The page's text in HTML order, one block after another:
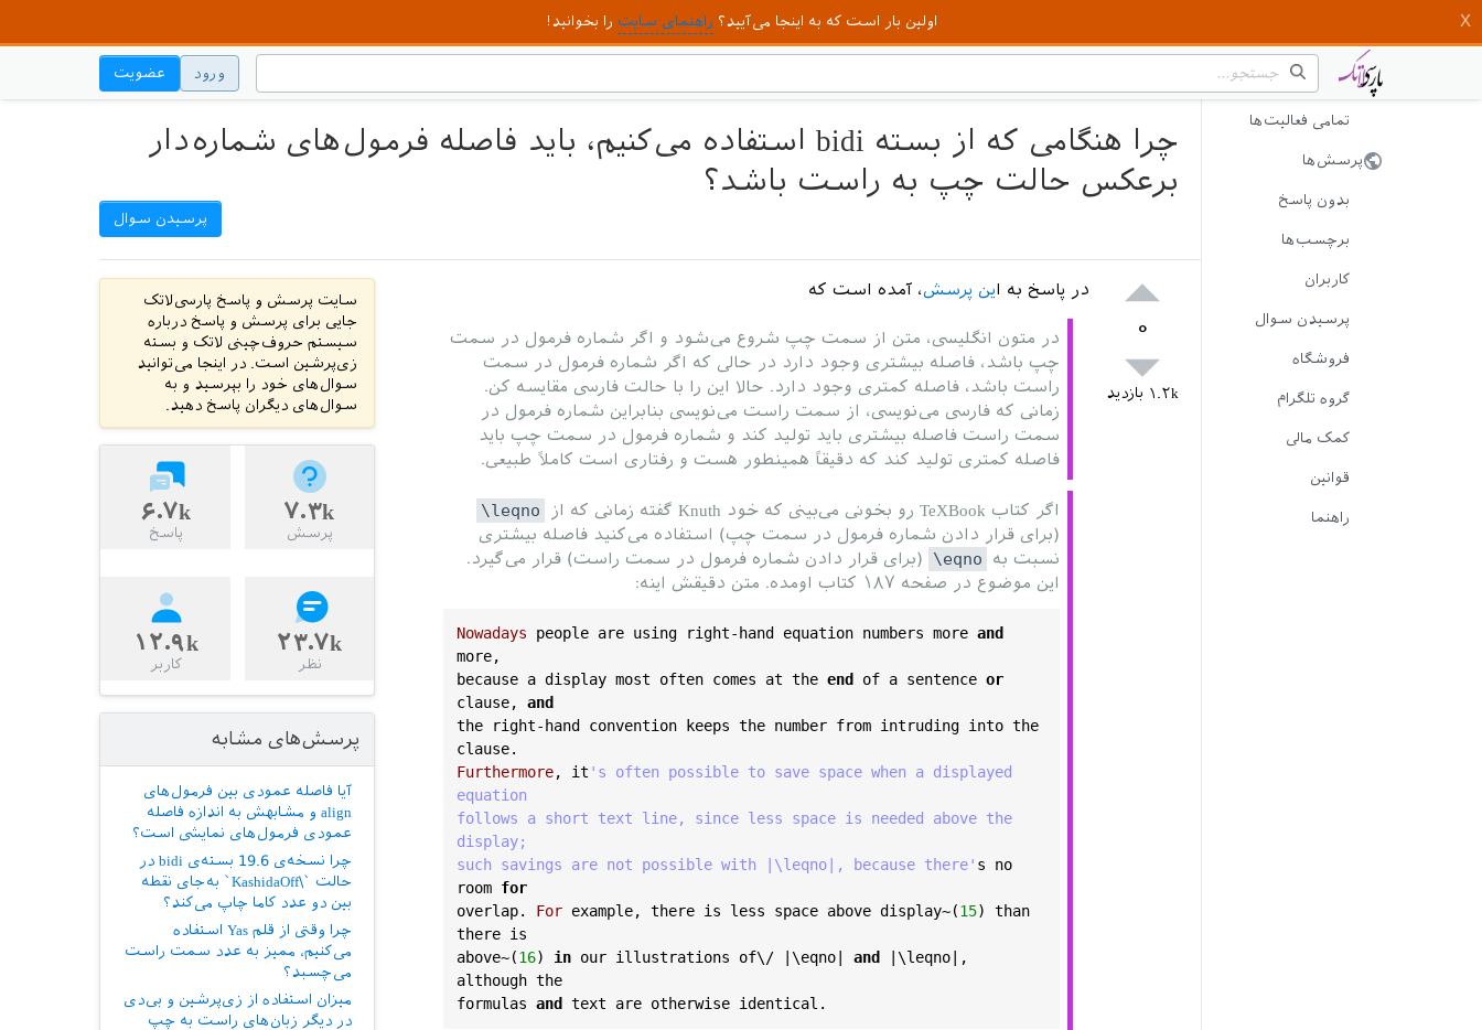
اولین بار است که به اینجا می‌آیید؟ راهنمای سایت را بخوانید!
ورود عضویت
تمامی فعالیت‌ها
پرسش‌ها
بدون پاسخ
برچسب‌ها
کاربران
پرسیدن سوال
فروشگاه
گروه تلگرام
کمک مالی
قوانین
راهنما
چرا هنگامی که از بسته bidi استفاده می‌کنیم، باید فاصله فرمول‌های شماره‌دار
برعکس حالت چپ به راست باشد؟
پرسیدن سوال
۰
۱.۲k بازدید
در پاسخ به این پرسش، آمده است که
در متون انگلیسی، متن از سمت چپ شروع می‌شود و اگر شماره فرمول در سمت
چپ باشد، فاصله بیشتری وجود دارد در حالی که اگر شماره فرمول در سمت
راست باشد، فاصله کمتری وجود دارد. حالا این را با حالت فارسی مقایسه کن.
زمانی که فارسی می‌نویسی، از سمت راست می‌نویسی بنابراین شماره فرمول در
سمت راست فاصله بیشتری باید تولید کند و شماره فرمول در سمت چپ باید
فاصله کمتری تولید کند که دقیقاً همینطور هست و رفتاری است کاملاً طبیعی.
اگر کتاب TeXBook رو بخونی می‌بینی که خود Knuth گفته زمانی که از
\leqno
(برای قرار دادن شماره فرمول در سمت چپ) استفاده می‌کنید فاصله بیشتری
نسبت به
\eqno
(برای قرار دادن شماره فرمول در سمت راست) قرار می‌گیرد.
این موضوع در صفحه ۱۸۷ کتاب اومده. متن دقیقش اینه:
Nowadays people are using right- hand equation numbers more and
more
because a display most often comes at the end of a sentence or
clause, and
the
right- hand convention keeps the number from intruding into the
clause
Furthermore, it 's often possible to save space when a displayed
equation
follows a short text line, since less space is needed above the
display;
such savings are not possible with |\leqno|, because there' s
no
room for
overlap. For example, there is less space above display~(15) than
there is
above~(16) in our illustrations of\/ |\eqno and |\leqno
although the
formulas and text are otherwise identical
سایت پرسش و پاسخ پارسی‌لاتک
جایی برای پرسش و پاسخ درباره
سیستم حروف‌چینی لاتک و بسته
زی‌پرشین است. در اینجا می‌توانید
سوال‌های خود را بپرسید و به
سوال‌های دیگران پاسخ دهید.
۷.۳k
پرسش
۶.۷k
پاسخ
۲۳.۷k
نظر
۱۲.۹k
کاربر
پرسش‌های مشابه
آیا فاصله عمودی بین فرمول‌های
align و مشابهش به اندازه فاصله
عمودی فرمول‌های نمایشی است؟
چرا نسخه‌ی 19.6 بسته‌ی bidi در
حالت `\KashidaOff` به‌جای نقطه
بین دو عدد کاما چاپ می‌کند؟
چرا وقتی از قلم Yas استفاده
می‌کنیم، ممیز به عدد سمت راست
می‌چسبد؟
میزان استفاده از زی‌پرشین و بی‌دی
در دیگر زبان‌های راست به چپ